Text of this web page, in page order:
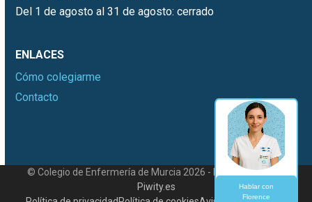
Del 1 de agosto al 31 de agosto: cerrado
ENLACES
Cómo colegiarme
Contacto
© Colegio de Enfermería de Murcia 2026 - Desarrollado por
Piwity.es
Hablar con
Florence